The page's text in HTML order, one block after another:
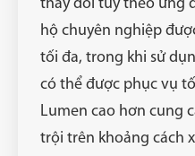
thay đổi tùy theo ứng
hộ chuyên nghiệp
tối đa, trong khi sử
có thể được phục vụ
Lumen cao hơn cung
trội trên khoảng cách